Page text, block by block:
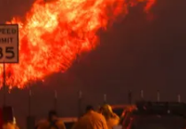
de
Fútbol